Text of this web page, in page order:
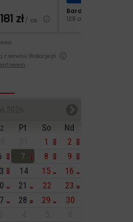
zł/ os.
Bardzo dobry
129 opinii
z serwisu Wakacje.pl
Pt So
Nd
1
2
7 8
9
14 15
16
21 22
23
28 29
30